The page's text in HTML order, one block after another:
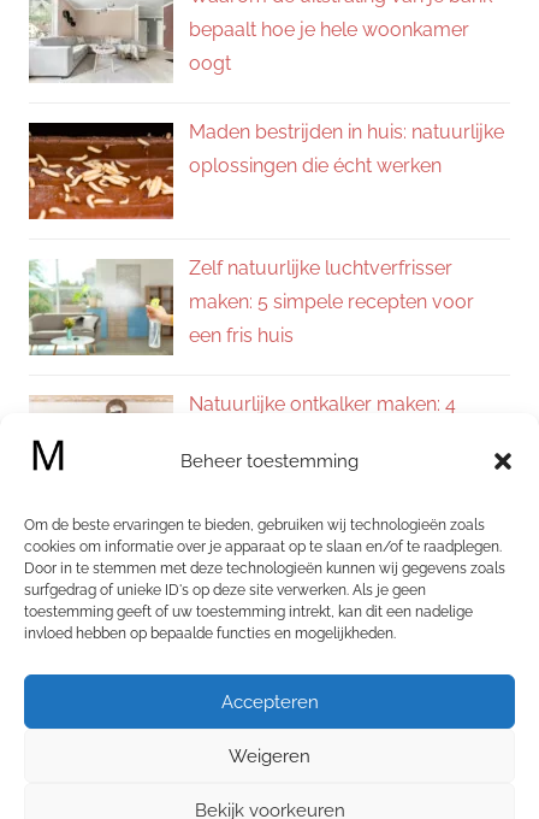
Beheer toestemming
Om de beste ervaringen te bieden, gebruiken wij technologieën zoals
cookies om informatie over je apparaat op te slaan en/of te raadplegen.
Door in te stemmen met deze technologieën kunnen wij gegevens zoals
surfgedrag of unieke ID's op deze site verwerken. Als je geen
toestemming geeft of uw toestemming intrekt, kan dit een nadelige
invloed hebben op bepaalde functies en mogelijkheden.
Accepteren
Weigeren
Bekijk voorkeuren
bepaalt hoe je hele woonkamer
oogt
Maden bestrijden in huis: natuurlijke
oplossingen die écht werken
Zelf natuurlijke luchtverfrisser
maken: 5 simpele recepten voor
een fris huis
Natuurlijke ontkalker maken: 4
kalkvrij huis
Zelf allesreiniger maken: 4
natuurlijke recepten voor een
schoon en fris huis